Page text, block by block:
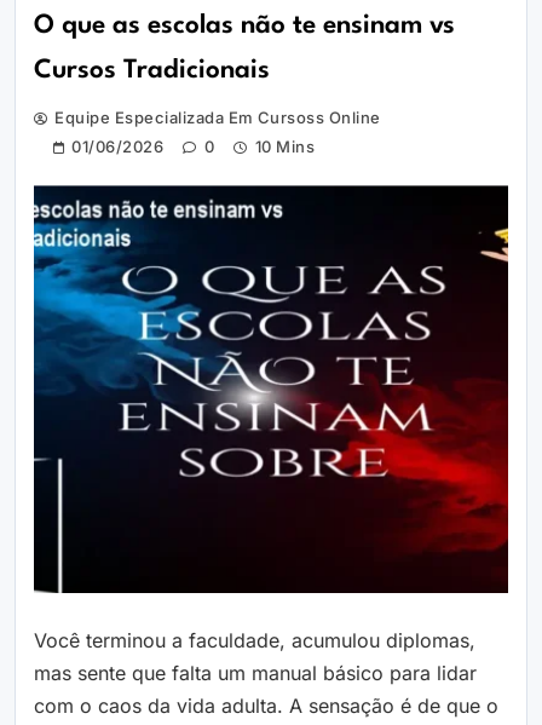
O que as escolas não te ensinam vs
Cursos Tradicionais
Equipe Especializada Em Cursoss Online
01/06/2026
0 10 Mins
Você terminou a faculdade, acumulou diplomas,
mas sente que falta um manual básico para lidar
com o caos da vida adulta. A sensação é de que o